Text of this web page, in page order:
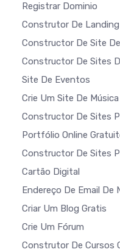
Registrar Dominio
Construtor De
Constructor De Site
Constructor De Sites
Site De Eventos
Crie Um Site De Música
Constructor De Sites
Portfólio Online
Constructor De Sites
Cartão Digital
Endereço De Email De
Criar Um Blog Gratis
Crie Um Fórum
Construtor De Cursos